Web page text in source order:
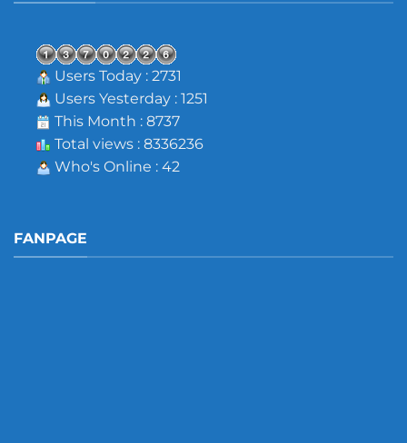
Users Today : 2731
Users Yesterday : 1251
This Month : 8737
Total views : 8336236
Who's Online : 42
FANPAGE